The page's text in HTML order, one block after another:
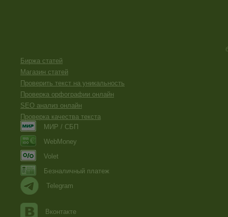
Биржа статей
Магазин статей
Проверить текст на уникальность
Проверка орфографии онлайн
SEO анализ онлайн
Проверка качества текста
МИР / СБП
WebMoney
Volet
Безналичный платеж
Telegram
Вконтакте